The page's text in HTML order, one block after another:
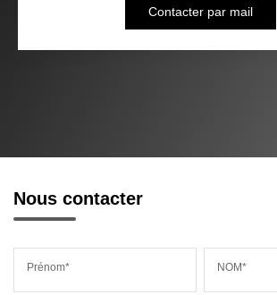
Contacter par mail
Nous contacter
Prénom* NOM*